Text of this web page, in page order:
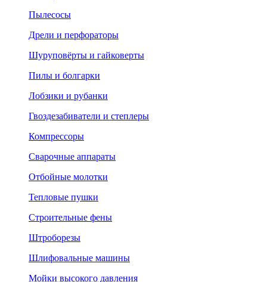
Пылесосы
Дрели и перфораторы
Шуруповёрты и гайковерты
Пилы и болгарки
Лобзики и рубанки
Гвоздезабиватели и степлеры
Компрессоры
Сварочные аппараты
Отбойные молотки
Тепловые пушки
Строительные фены
Штроборезы
Шлифовальные машины
Мойки высокого давления